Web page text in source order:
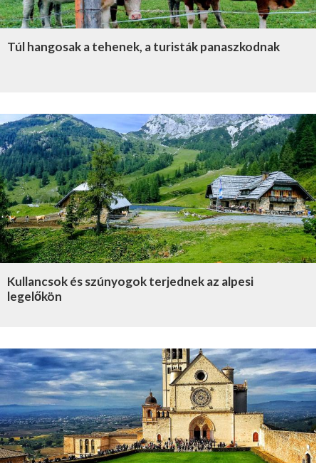
Túl hangosak a tehenek, a turisták panaszkodnak
Kullancsok és szúnyogok terjednek az alpesi
legelőkön